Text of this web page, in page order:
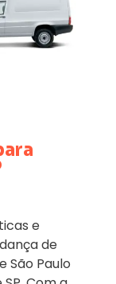
e
de
São Paulo